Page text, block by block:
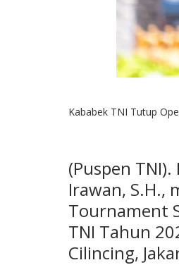
Kababek TNI Tutup
(Puspen
Irawan, S.H.,
Tournament
TNI Tahun
Cilincing,